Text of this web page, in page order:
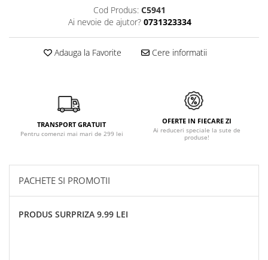
Cod Produs: C5941
Ai nevoie de ajutor? 0731323334
Adauga la Favorite Cere informatii
TRANSPORT GRATUIT
Pentru comenzi mai mari de 299 lei
OFERTE IN FIECARE ZI
Ai reduceri speciale la sute de
produse!
PACHETE SI PROMOTII
PRODUS SURPRIZA 9.99 LEI